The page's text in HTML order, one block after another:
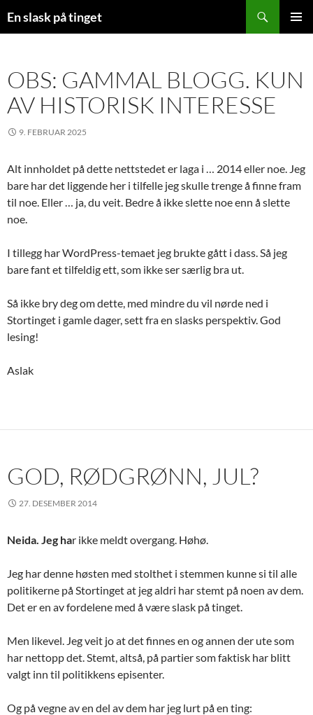
En slask på tinget
OBS: GAMMAL BLOGG. KUN
AV HISTORISK INTERESSE
9. FEBRUAR 2025
Alt innholdet på dette nettstedet er laga i … 2014 eller noe. Jeg
bare har det liggende her i tilfelle jeg skulle trenge å finne fram
til noe. Eller … ja, du veit. Bedre å ikke slette noe enn å slette
noe.
I tillegg har WordPress-temaet jeg brukte gått i dass. Så jeg
bare fant et tilfeldig ett, som ikke ser særlig bra ut.
Så ikke bry deg om dette, med mindre du vil nørde ned i
Stortinget i gamle dager, sett fra en slasks perspektiv. God
lesing!
Aslak
GOD, RØDGRØNN, JUL?
27. DESEMBER 2014
Neida. Jeg har ikke meldt overgang. Høhø.
Jeg har denne høsten med stolthet i stemmen kunne si til alle
politikerne på Stortinget at jeg aldri har stemt på noen av dem.
Det er en av fordelene med å være slask på tinget.
Men likevel. Jeg veit jo at det finnes en og annen der ute som
har nettopp det. Stemt, altså, på partier som faktisk har blitt
valgt inn til politikkens episenter.
Og på vegne av en del av dem har jeg lurt på en ting: